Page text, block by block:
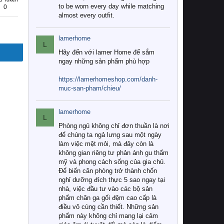
0
to be worn every day while matching
almost every outfit.
L
lamerhome
Hãy đến với lamer Home để sắm
ngay những sản phẩm phù hợp
https://lamerhomeshop.com/danh-
muc-san-pham/chieu/
L
lamerhome
Phòng ngủ không chỉ đơn thuần là nơi
để chúng ta ngả lưng sau một ngày
làm việc mệt mỏi, mà đây còn là
không gian riêng tư phản ánh gu thẩm
mỹ và phong cách sống của gia chủ.
Để biến căn phòng trở thành chốn
nghỉ dưỡng đích thực 5 sao ngay tại
nhà, việc đầu tư vào các bộ sản
phẩm chăn ga gối đệm cao cấp là
điều vô cùng cần thiết. Những sản
phẩm này không chỉ mang lại cảm